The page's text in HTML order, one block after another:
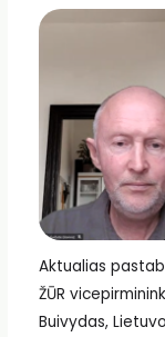
Aktualias
ŽŪR
Buivydas,